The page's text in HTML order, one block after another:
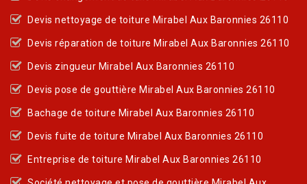
Devis nettoyage de toiture Mirabel Aux Baronnies 26110
Devis réparation de toiture Mirabel Aux Baronnies 26110
Devis zingueur Mirabel Aux Baronnies 26110
Devis pose de gouttière Mirabel Aux Baronnies 26110
Bachage de toiture Mirabel Aux Baronnies 26110
Devis fuite de toiture Mirabel Aux Baronnies 26110
Entreprise de toiture Mirabel Aux Baronnies 26110